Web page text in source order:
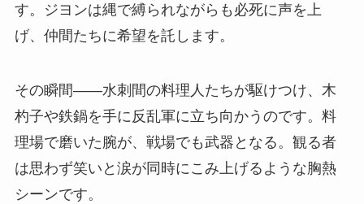
す。ジヨンは縄で縛られながらも必死に声を上
げ、仲間たちに希望を託します。
その瞬間――水刺間の料理人たちが駆けつけ、木
杓子や鉄鍋を手に反乱軍に立ち向かうのです。料
理場で磨いた腕が、戦場でも武器となる。観る者
は思わず笑いと涙が同時にこみ上げるような胸熱
シーンです。